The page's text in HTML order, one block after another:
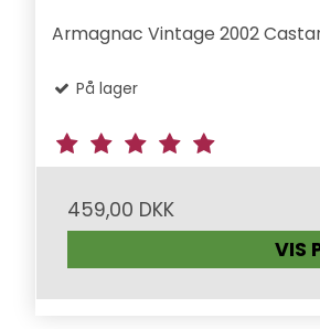
Armagnac Vintage 2002
På lager
459,00 DKK
VIS